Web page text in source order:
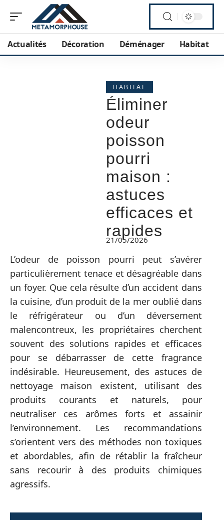
Actualités Décoration Déménager Habitat
HABITAT
Éliminer
odeur
poisson
pourri
maison :
astuces
efficaces et
rapides
21/05/2026
L’odeur de poisson pourri peut s’avérer
particulièrement tenace et désagréable dans
un foyer. Que cela résulte d’un accident dans
la cuisine, d’un produit de la mer oublié dans
le réfrigérateur ou d’un déversement
malencontreux, les propriétaires cherchent
souvent des solutions rapides et efficaces
pour se débarrasser de cette fragrance
indésirable. Heureusement, des astuces de
nettoyage maison existent, utilisant des
produits courants et naturels, pour
neutraliser ces arômes forts et assainir
l’environnement. Les recommandations
s’orientent vers des méthodes non toxiques
et abordables, afin de rétablir la fraîcheur
sans recourir à des produits chimiques
agressifs.